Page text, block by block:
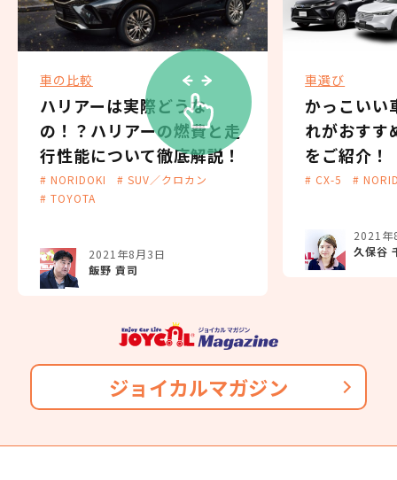
車の比較
ハリアーは実際どうな
の！？ハリアーの燃費と走
行性能について徹底解説！
# NORIDOKI
# SUV／クロカン
# TOYOTA
2021年8月3日
飯野 貢司
車選び
かっこいい
れがおすす
をご紹介！
# CX-5 #
2021年
久保谷
ジョイカルマガジン